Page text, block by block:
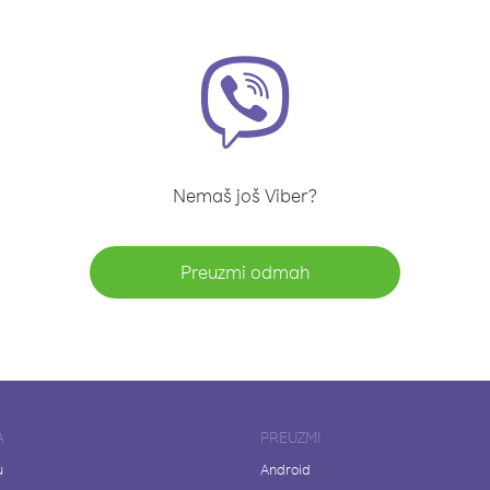
Nemaš još Viber?
Preuzmi odmah
PREUZMI
Android